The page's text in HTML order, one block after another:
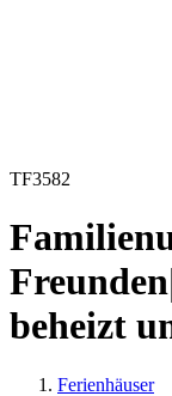
TF3582
beheizt
Ferienhäuser